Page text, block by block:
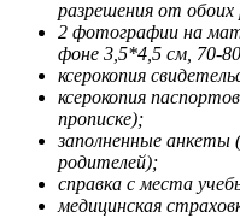
разрешения от
2 фотографии на
фоне 3,5*4,5 см, 70-
ксерокопия
ксерокопия
прописке);
заполненные анкеты
родителей);
справка с места
медицинская